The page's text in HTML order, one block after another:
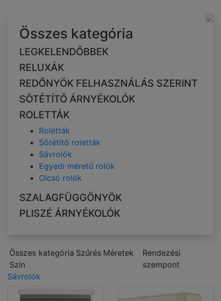
Összes kategória
LEGKELENDŐBBEK
RELUXÁK
REDŐNYÖK FELHASZNÁLÁS SZERINT
SÖTÉTÍTŐ ÁRNYÉKOLÓK
ROLETTÁK
Roletták
Sötétítő roletták
Sávrolók
Egyedi méretű rolók
Olcsó rolók
SZALAGFÜGGÖNYÖK
PLISZÉ ÁRNYÉKOLÓK
Összes kategória Szűrés Méretek
Szín
Rendezési
szempont
Sávrolók